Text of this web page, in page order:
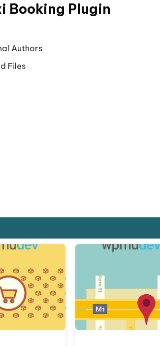
Booking Plugin
Authors
Files
Giảm giá!